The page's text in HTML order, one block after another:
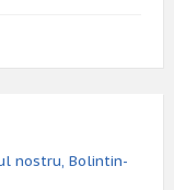
nostru, Bolintin-